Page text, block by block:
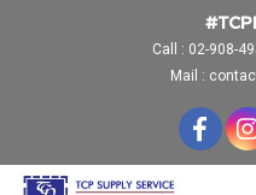
Call : 02-908-
Mail :